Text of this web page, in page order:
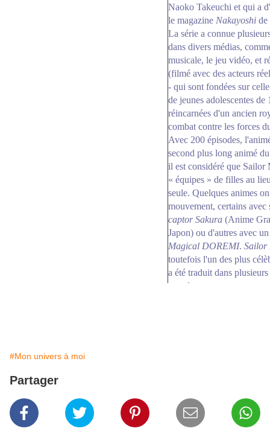
Naoko Takeuchi et qui a
le magazine Nakayoshi de
La série a connue
dans divers médias,
musicale, le jeu vidéo, et
(filmé avec des acteurs
- qui sont fondées sur
de jeunes adolescentes de
réincarnées d'un ancien
combat contre les forces
Avec 200 épisodes,
second plus long animé
il est considéré que Sailor
« équipes » de filles au
seule. Quelques animes
mouvement, certains
captor Sakura (Anime
Japon) ou d'autres avec
Magical DOREMI. Sailor
toutefois l'un des plus
a été traduit dans
monde.
#Mon univers à moi
Partager